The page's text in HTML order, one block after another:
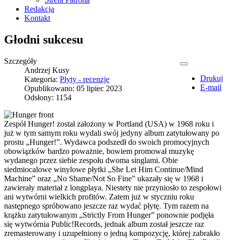
Redakcja
Kontakt
Głodni sukcesu
Drukuj
E-mail
Szczegóły
Andrzej Kusy
Kategoria: Płyty - recenzje
Opublikowano: 05 lipiec 2023
Odsłony: 1154
Zespół Hunger! został założony w Portland (USA) w 1968 roku i
już w tym samym roku wydali swój jedyny album zatytułowany po
prostu „Hunger!”. Wydawca podszedł do swoich promocyjnych
obowiązków bardzo poważnie, bowiem promował muzykę
wydanego przez siebie zespołu dwoma singlami. Obie
siedmiocalowe winylowe płytki „She Let Him Continue/Mind
Machine” oraz „No Shame/Not So Fine” ukazały się w 1968 i
zawierały materiał z longplaya. Niestety nie przyniosło to zespołowi
ani wytwórni wielkich profitów. Zatem już w styczniu roku
następnego spróbowano jeszcze raz wydać płytę. Tym razem na
krążku zatytułowanym „Strictly From Hunger” ponownie podjęła
się wytwórnia Public!Records, jednak album został jeszcze raz
zremasterowany i uzupełniony o jedną kompozycję, której zabrakło